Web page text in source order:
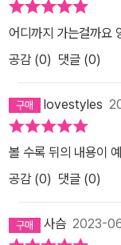
어디까지 가는걸까요
공감 (0) 댓글 (0)
lovestyles
볼 수록 뒤의 내용이
공감 (0) 댓글 (0)
사슴 2023-